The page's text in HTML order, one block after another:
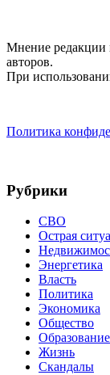
Мнение редакции
авторов.
При
Политика
Рубрики
СВО
Острая
Энергетика
Власть
Политика
Экономика
Общество
Образование
Жизнь
Скандалы